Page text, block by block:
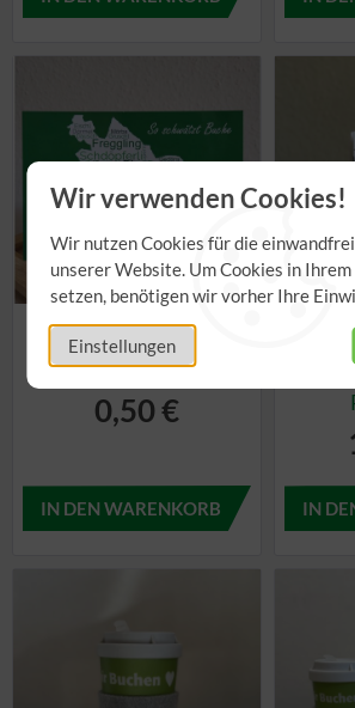
Wir verwenden Cookies!
Wir nutzen Cookies für die
unserer Website. Um Cookies in
setzen, benötigen wir vorher Ihre
Einstellungen
1250 Jahre Buchen -
Postkarte grün
0,50 €